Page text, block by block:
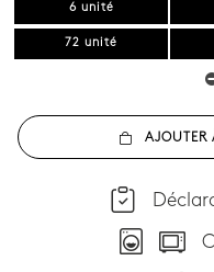
6 unité
72 unité
AJOUTER